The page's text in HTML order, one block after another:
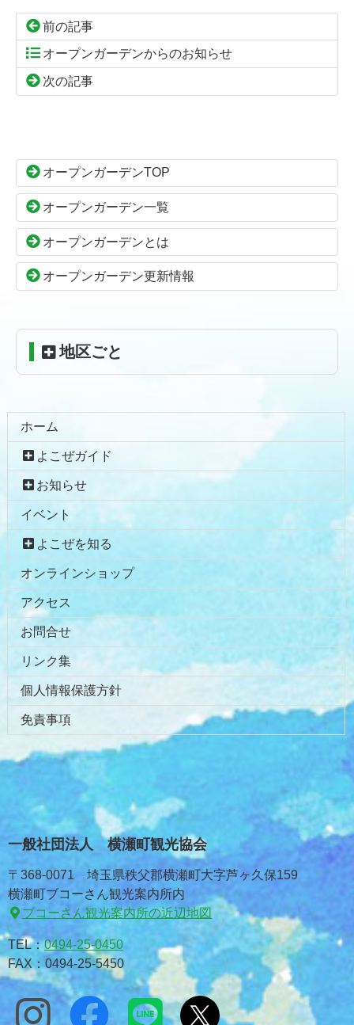
前の記事
オープンガーデンからのお知らせ
次の記事
ン
本
文
先
へ
る
の
頭
へ
る
オープンガーデンTOP
オープンガーデン一覧
オープンガーデンとは
オープンガーデン更新情報
地区ごと
ホーム
よこぜガイド
お知らせ
イベント
よこぜを知る
オンラインショップ
アクセス
お問合せ
リンク集
個人情報保護方針
免責事項
一般社団法人 横瀬町観光協会
〒368-0071 埼玉県秩父郡横瀬町大字芦ヶ久保159
横瀬町ブコーさん観光案内所内
ブコーさん観光案内所の近辺地図
TEL：0494-25-0450
FAX：0494-25-5450